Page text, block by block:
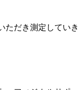
ただき測定していき